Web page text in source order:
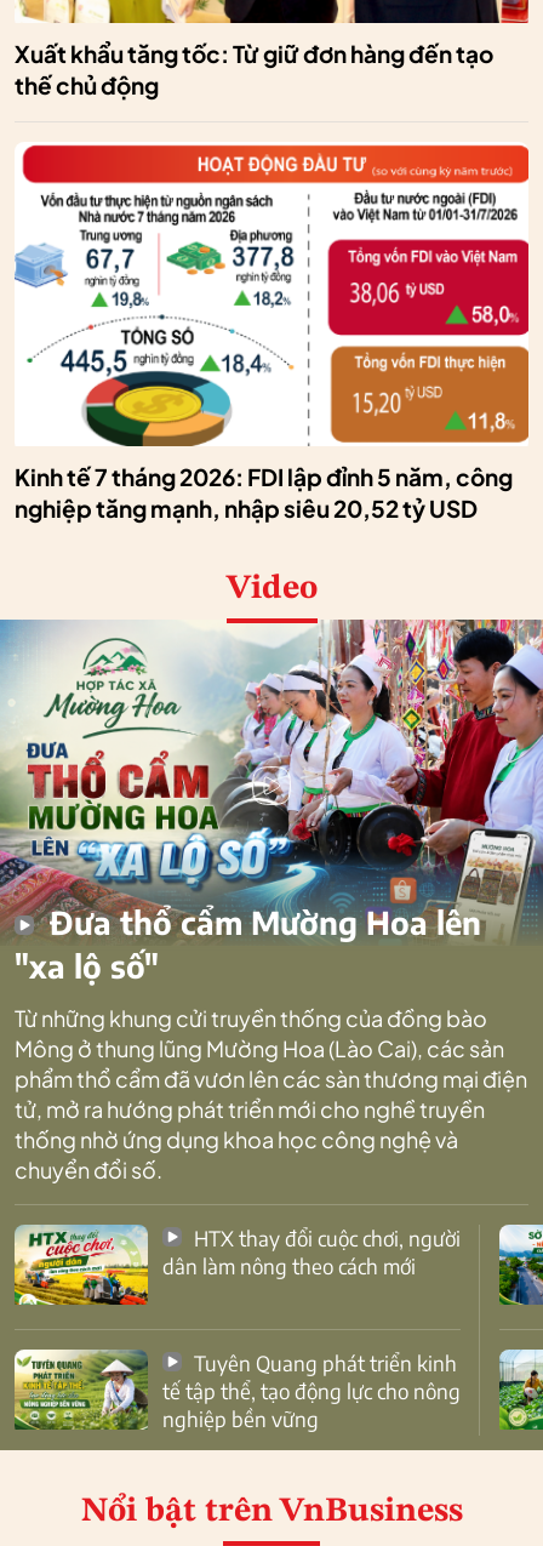
Xuất khẩu tăng tốc: Từ giữ đơn hàng đến tạo
thế chủ động
Kinh tế 7 tháng 2026: FDI lập đỉnh 5 năm, công
nghiệp tăng mạnh, nhập siêu 20,52 tỷ USD
Video
Đưa thổ cẩm Mường Hoa lên
"xa lộ số"
Từ những khung cửi truyền thống của đồng bào
Mông ở thung lũng Mường Hoa (Lào Cai), các sản
phẩm thổ cẩm đã vươn lên các sàn thương mại điện
tử, mở ra hướng phát triển mới cho nghề truyền
thống nhờ ứng dụng khoa học công nghệ và
chuyển đổi số.
dân làm nông theo cách mới
tế tập thể, tạo động lực cho nông
nghiệp bền vững
Nổi bật trên VnBusiness